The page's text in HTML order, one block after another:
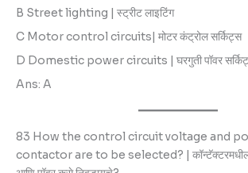
B Street lighting | स्ट्रीट लाइटिंग
C Motor control circuits| मोटर कंट्रोल सर्किट्स
D Domestic power circuits | घरगुती पॉवर
Ans: A
83 How the control circuit voltage and
contactor are to be selected? | कॉन्टॅक्टरमधील